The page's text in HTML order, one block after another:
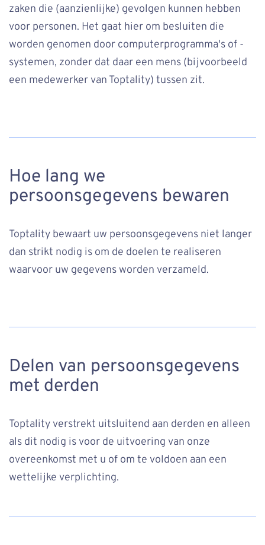
zaken die (aanzienlijke) gevolgen kunnen hebben
voor personen. Het gaat hier om besluiten die
worden genomen door computerprogramma's of -
systemen, zonder dat daar een mens (bijvoorbeeld
een medewerker van Toptality) tussen zit.
Hoe lang we
persoonsgegevens bewaren
Toptality bewaart uw persoonsgegevens niet langer
dan strikt nodig is om de doelen te realiseren
waarvoor uw gegevens worden verzameld.
Delen van persoonsgegevens
met derden
Toptality verstrekt uitsluitend aan derden en alleen
als dit nodig is voor de uitvoering van onze
overeenkomst met u of om te voldoen aan een
wettelijke verplichting.